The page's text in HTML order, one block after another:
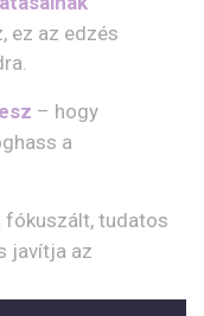
ez az edzés
– hogy
a
fókuszált, tudatos
javítja az